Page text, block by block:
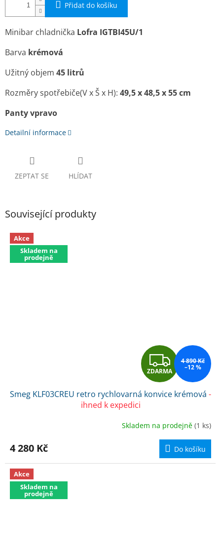
Přidat do košíku
Minibar chladnička Lofra IGTBI45U/1
Barva krémová
Užitný objem 45 litrů
Rozměry spotřebiče(V x Š x H): 49,5 x 48,5 x 55 cm
Panty vpravo
Detailní informace
ZEPTAT SE HLÍDAT
Související produkty
Akce
Skladem na
prodejně
Z
D
A
R
M
A
ZDARMA
4 890 Kč
–12 %
Smeg KLF03CREU retro rychlovarná konvice krémová -
ihned k expedici
Skladem na prodejně (1 ks)
4 280 Kč Do košíku
Akce
Skladem na
prodejně